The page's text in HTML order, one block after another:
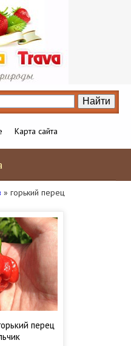
Карта сайта
» горький перец
перец